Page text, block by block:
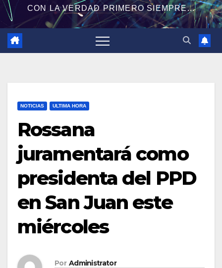
CON LA VERDAD PRIMERO SIEMPRE...
NOTICIAS ULTIMA HORA
Rossana
juramentará como
presidenta del PPD
en San Juan este
miércoles
Por Administrator